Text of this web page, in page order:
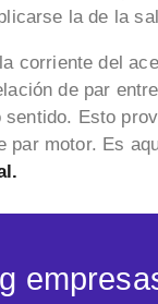
la de la
corriente del
de par
Esto
par motor. Es